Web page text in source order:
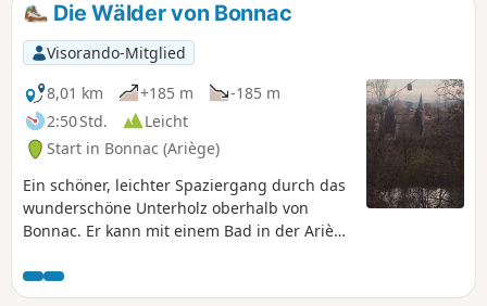
Die Wälder von Bonnac
Visorando-Mitglied
8,01 km
+185 m
-185 m
2:50 Std.
Leicht
Start in Bonnac (Ariège)
Ein schöner, leichter Spaziergang durch das
wunderschöne Unterholz oberhalb von
Bonnac. Er kann mit einem Bad in der Ariège
mit gelben Markierungen gekennzeichnet.